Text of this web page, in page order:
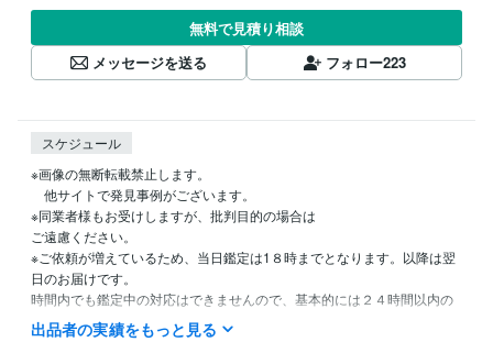
無料で見積り相談
メッセージを送る
フォロー223
スケジュール
※画像の無断転載禁止します。
他サイトで発見事例がございます。
※同業者様もお受けしますが、批判目的の場合は
ご遠慮ください。
※ご依頼が増えているため、当日鑑定は1８時までとなります。以降は翌
日のお届けです。
時間内でも鑑定中の対応はできませんので、基本的には２４時間以内の
鑑定、と捉えてくださいませ。
出品者の実績をもっと見る